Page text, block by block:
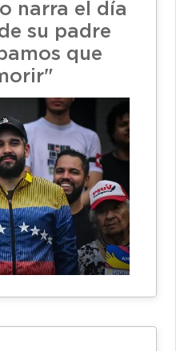
narra el día
su padre
que